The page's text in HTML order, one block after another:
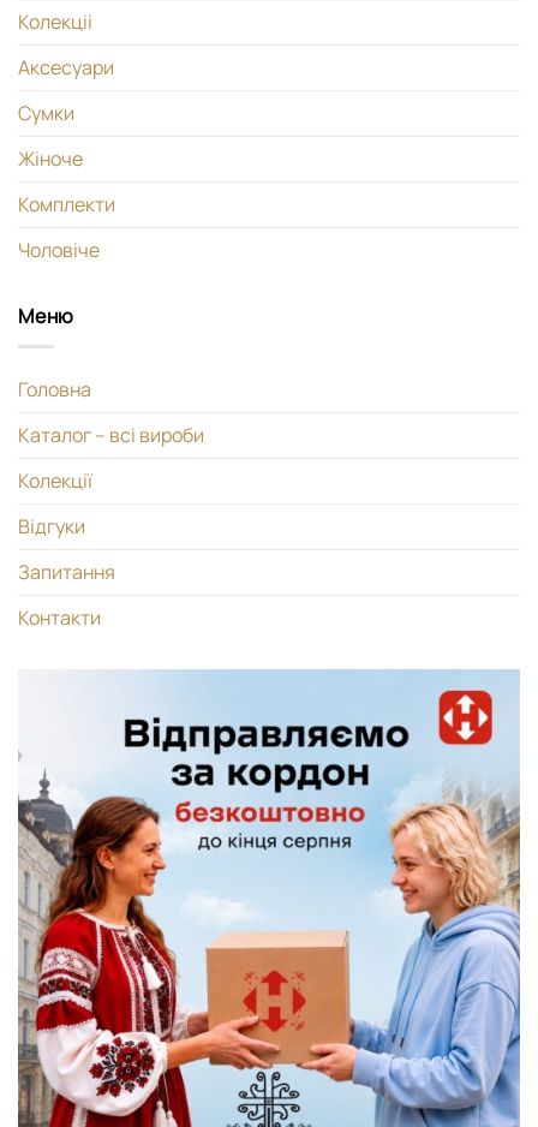
Колекціі
Аксесуари
Сумки
Жіноче
Комплекти
Чоловіче
Меню
Головна
Каталог – всі вироби
Колекції
Відгуки
Запитання
Контакти